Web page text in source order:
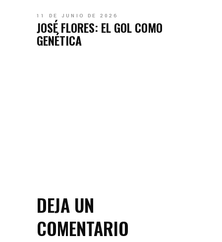
11 DE JUNIO DE 2026
JOSÉ FLORES: EL GOL COMO
GENÉTICA
DEJA UN
COMENTARIO